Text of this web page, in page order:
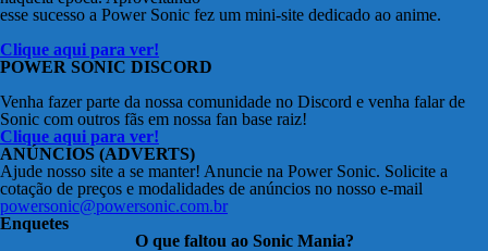
esse sucesso a Power Sonic fez um mini-site dedicado ao anime.
Clique aqui para ver!
POWER SONIC DISCORD
Venha fazer parte da nossa comunidade no Discord e venha falar de
Sonic com outros fãs em nossa fan base raiz!
Clique aqui para ver!
ANÚNCIOS (ADVERTS)
Ajude nosso site a se manter! Anuncie na Power Sonic. Solicite a
cotação de preços e modalidades de anúncios no nosso e-mail
powersonic@powersonic.com.br
Enquetes
O que faltou ao Sonic Mania?